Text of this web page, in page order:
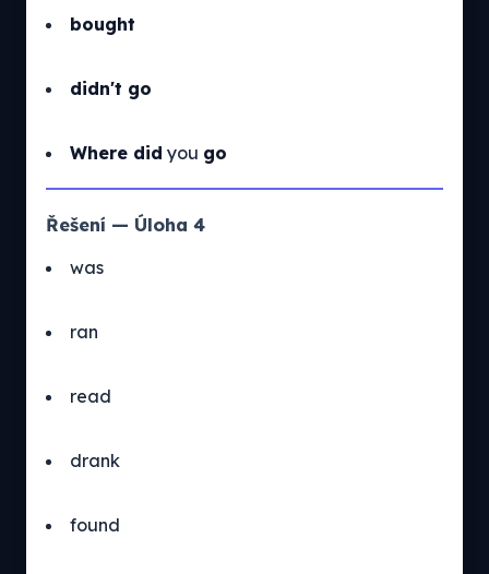
bought
didn't go
Where did you go
Řešení — Úloha 4
was
ran
read
drank
found